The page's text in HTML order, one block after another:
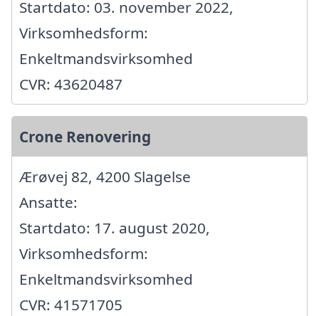
Startdato: 03. november 2022,
Virksomhedsform:
Enkeltmandsvirksomhed
CVR: 43620487
Crone Renovering
Ærøvej 82, 4200 Slagelse
Ansatte:
Startdato: 17. august 2020,
Virksomhedsform:
Enkeltmandsvirksomhed
CVR: 41571705